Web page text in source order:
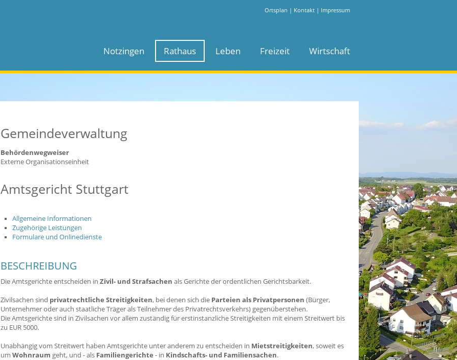
Ortsplan | Kontakt | Impressum
Notzingen Rathaus Leben Freizeit Wirtschaft
Gemeindeverwaltung
Behördenwegweiser
Externe Organisationseinheit
Amtsgericht Stuttgart
Allgemeine Informationen
Zugehörige Leistungen
Formulare und Onlinedienste
BESCHREIBUNG
Die Amtsgerichte entscheiden in Zivil- und Strafsachen als Gerichte der ordentlichen Gerichtsbarkeit.
Zivilsachen sind privatrechtliche Streitigkeiten, bei denen sich die Parteien als Privatpersonen (Bürger,
Unternehmer oder auch staatliche Träger als Teilnehmer des Privatrechtsverkehrs) gegenüberstehen.
Die Amtsgerichte sind in Zivilsachen vor allem zuständig für erstinstanzliche Streitigkeiten mit einem Streitwert bis
zu EUR 5000.
Unabhängig vom Streitwert haben Amtsgerichte unter anderem zu entscheiden in Mietstreitigkeiten, soweit es
um Wohnraum geht, und - als Familiengerichte - in Kindschafts- und Familiensachen.